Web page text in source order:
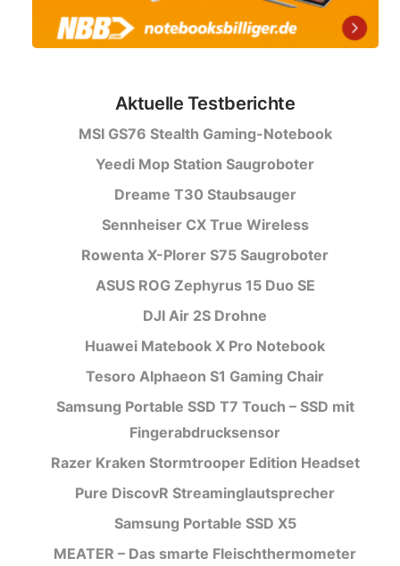
Aktuelle Testberichte
MSI GS76 Stealth Gaming-Notebook
Yeedi Mop Station Saugroboter
Dreame T30 Staubsauger
Sennheiser CX True Wireless
Rowenta X-Plorer S75 Saugroboter
ASUS ROG Zephyrus 15 Duo SE
DJI Air 2S Drohne
Huawei Matebook X Pro Notebook
Tesoro Alphaeon S1 Gaming Chair
Samsung Portable SSD T7 Touch – SSD mit
Fingerabdrucksensor
Razer Kraken Stormtrooper Edition Headset
Pure DiscovR Streaminglautsprecher
Samsung Portable SSD X5
MEATER – Das smarte Fleischthermometer